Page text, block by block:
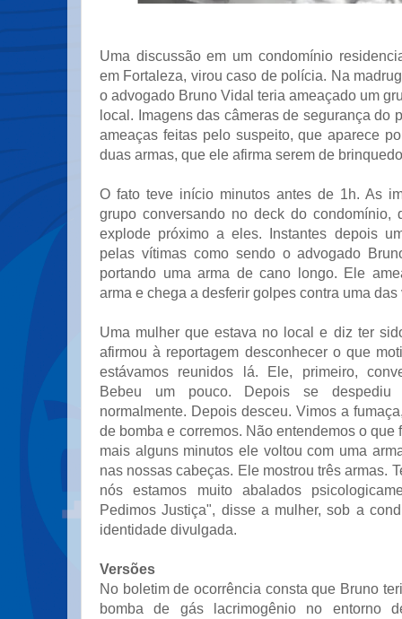
Uma discussão em um condomínio
em Fortaleza, virou caso de polícia. Na
o advogado Bruno Vidal teria ameaçado um
local. Imagens das câmeras de segurança do
ameaças feitas pelo suspeito, que aparece
duas armas, que ele afirma serem de
O fato teve início minutos antes de 1h. As
grupo conversando no deck do condomínio,
explode próximo a eles. Instantes depois
pelas vítimas como sendo o advogado
portando uma arma de cano longo. Ele
arma e chega a desferir golpes contra uma das
Uma mulher que estava no local e diz ter
afirmou à reportagem desconhecer o que
estávamos reunidos lá. Ele, primeiro,
Bebeu um pouco. Depois se
normalmente. Depois desceu. Vimos a
de bomba e corremos. Não entendemos o que
mais alguns minutos ele voltou com uma
nas nossas cabeças. Ele mostrou três armas.
nós estamos muito abalados
Pedimos Justiça", disse a mulher, sob a
identidade divulgada.
Versões
No boletim de ocorrência consta que Bruno
bomba de gás lacrimogênio no entorno